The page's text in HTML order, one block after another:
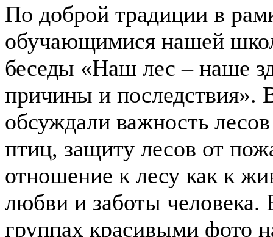
По доброй традиции в
обучающимися нашей
беседы «Наш лес – наше
причины и последствия».
обсуждали важность
птиц, защиту лесов от
отношение к лесу как к
любви и заботы человека.
группах красивыми фото